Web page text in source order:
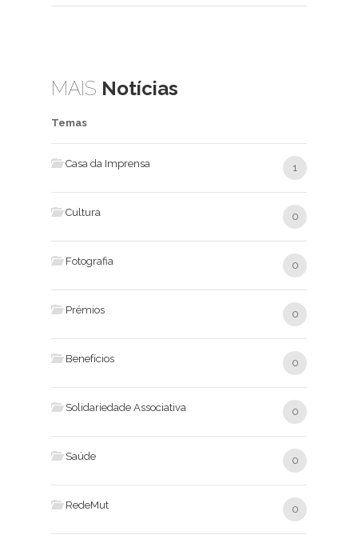
MAIS Notícias
Temas
Casa da Imprensa 1
Cultura 0
Fotografia 0
Prémios 0
Benefícios 0
Solidariedade Associativa 0
Saúde 0
RedeMut 0